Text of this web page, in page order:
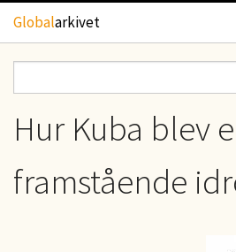
Hoppa till huvudinnehåll
Globalarkivet
TIDSKRIFTER
Hur Kuba blev
framstående